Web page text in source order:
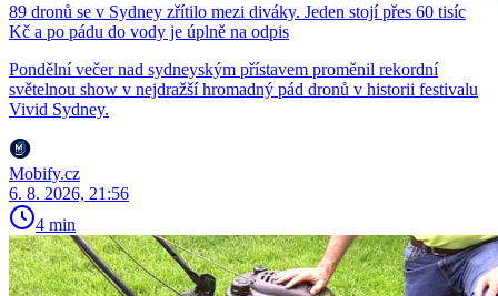
89 dronů se v Sydney zřítilo mezi diváky. Jeden stojí přes 60 tisíc
Kč a po pádu do vody je úplně na odpis
Pondělní večer nad sydneyským přístavem proměnil rekordní
světelnou show v nejdražší hromadný pád dronů v historii festivalu
Vivid Sydney.
Mobify.cz
6. 8. 2026, 21:56
4 min